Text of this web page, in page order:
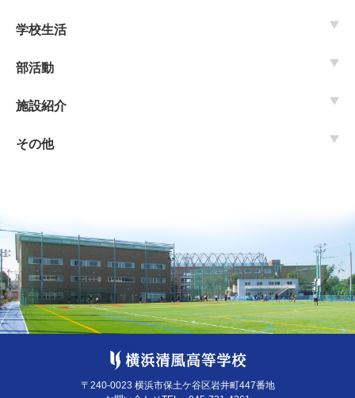
学校生活
部活動
施設紹介
その他
〒240-0023 横浜市保土ケ谷区岩井町447番地